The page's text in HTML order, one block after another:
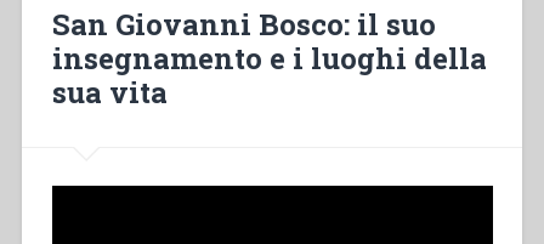
San Giovanni Bosco: il suo
insegnamento e i luoghi della
sua vita